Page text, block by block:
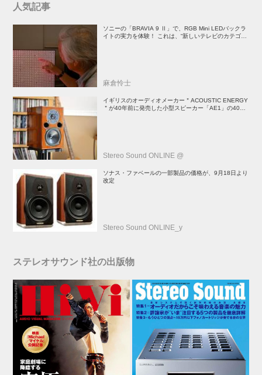
人気記事
ソニーの「BRAVIA 9 Ⅱ」で、RGB Mini LEDバックラ
イトの実力を体験！ これは、“新しいテレビのカテゴリ
麻倉怜士
イギリスのオーディオメーカー＂ACOUSTIC ENERGY
＂が40年前に発売した小型スピーカー「AE1」の40周
Stereo Sound ONLINE @
ソナス・ファベールの一部製品の価格が、9月18日より
改定
Stereo Sound ONLINE_y
ステレオサウンド社の出版物